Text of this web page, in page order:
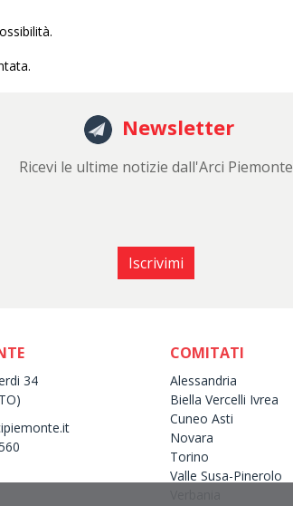
Newsletter
Ricevi le ultime notizie dall'Arci Piemonte
Iscrivimi
34
COMITATI
Alessandria
Biella Vercelli Ivrea
Cuneo Asti
Novara
Torino
Valle Susa-Pinerolo